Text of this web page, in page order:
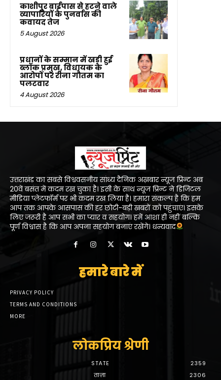
काशीपुर बाईपास से हटने वाले
व्यापारियों के पुनर्वास की
कवायद तेज
5 August 2026
प्रधानों के सम्मान में खड़ी हुई
ब्लॉक प्रमुख, विधायक के
आरोपों पर रीना गौतम का
पलटवार
4 August 2026
उत्तराखंड का सबसे विश्ववसनीय सांध्य दैनिक अख़बार न्यूज प्रिन्ट अब
20वें बसंत में कदम रख चुका है। इसी के साथ न्यूज प्रिन्ट ने डिजिटल
मीडिया प्लेटफॉर्म पर भी कदम रख लिया है। हमारा संकल्प है कि हम
आप तक आपके आसपास की हर छोटी-बड़ी खबरों को पहुंचाएं। इसके
लिए जरूरी है आप सभी का प्यार व सहयोग। हमें आशा ही नहीं बल्कि
पूर्ण विश्वास है कि आप अपना सहयोग बनाएं रखेंगे। धन्यवाद
हमारे बारे में
PRIVACY POLICY
TERMS AND CONDITIONS
MORE
लोकप्रिय श्रेणी
STATE
2359
ताज़ा
2306